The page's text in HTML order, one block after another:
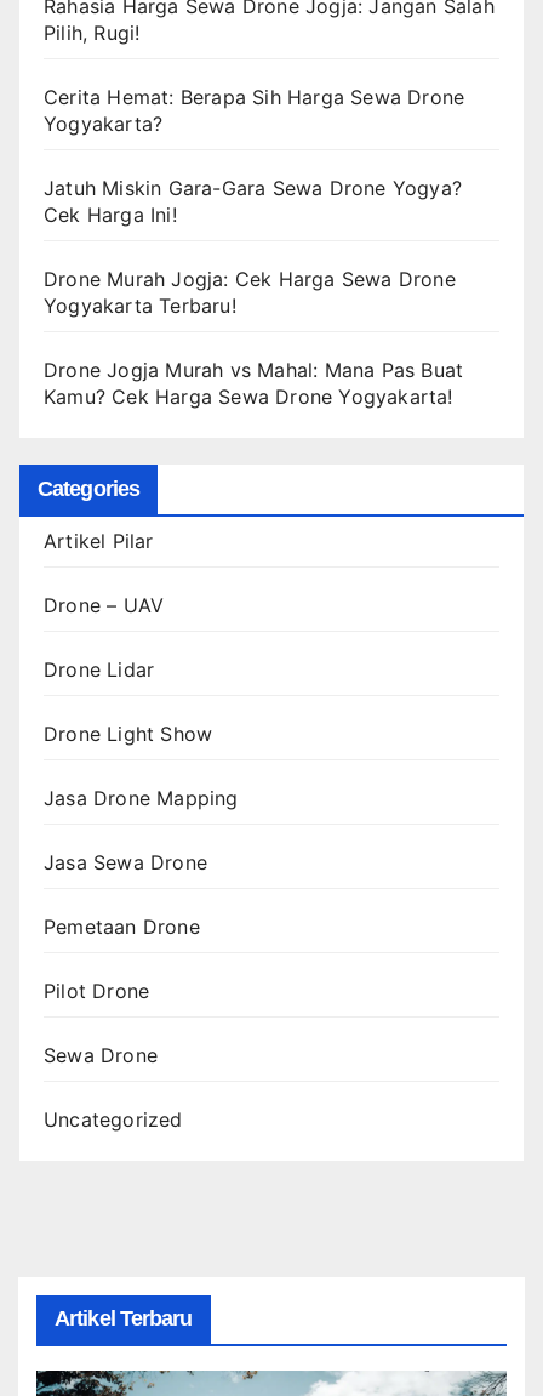
Rahasia Harga Sewa Drone Jogja: Jangan Salah
Pilih, Rugi!
Cerita Hemat: Berapa Sih Harga Sewa Drone
Yogyakarta?
Jatuh Miskin Gara-Gara Sewa Drone Yogya?
Cek Harga Ini!
Drone Murah Jogja: Cek Harga Sewa Drone
Yogyakarta Terbaru!
Drone Jogja Murah vs Mahal: Mana Pas Buat
Kamu? Cek Harga Sewa Drone Yogyakarta!
Categories
Artikel Pilar
Drone – UAV
Drone Lidar
Drone Light Show
Jasa Drone Mapping
Jasa Sewa Drone
Pemetaan Drone
Pilot Drone
Sewa Drone
Uncategorized
Artikel Terbaru